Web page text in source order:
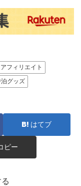
アフィリエイト
グッズ
はてブ
ピー